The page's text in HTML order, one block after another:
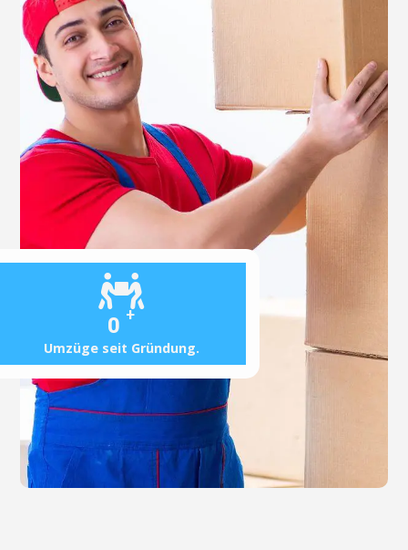
0 +
Umzüge seit Gründung.